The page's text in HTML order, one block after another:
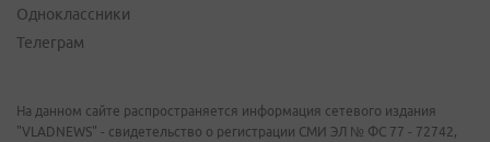
Одноклассники
Телеграм
На данном сайте распространяется информация сетевого издания
"VLADNEWS" - свидетельство о регистрации СМИ ЭЛ № ФС 77 - 72742,